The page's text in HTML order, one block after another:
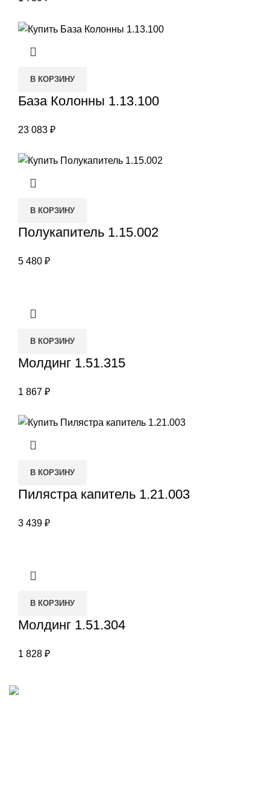
В КОРЗИНУ
База Колонны 1.13.100
23 083 ₽
В КОРЗИНУ
Полукапитель 1.15.002
5 480 ₽
В КОРЗИНУ
Молдинг 1.51.315
1 867 ₽
В КОРЗИНУ
Пилястра капитель 1.21.003
3 439 ₽
В КОРЗИНУ
Молдинг 1.51.304
1 828 ₽